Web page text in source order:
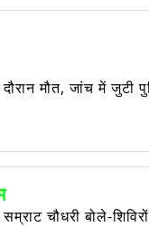
मौत, जांच में जुटी
चौधरी बोले-